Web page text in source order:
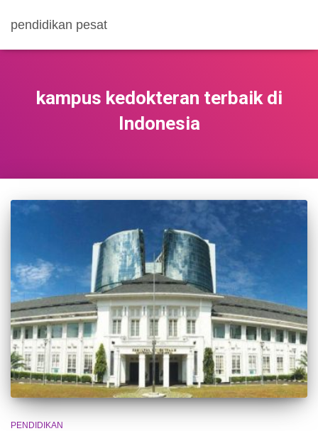
pendidikan pesat
kampus kedokteran terbaik di
Indonesia
PENDIDIKAN